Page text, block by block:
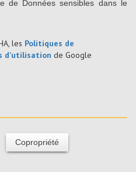
de Données sensibles dans le
les Politiques de
d'utilisation de Google
Copropriété